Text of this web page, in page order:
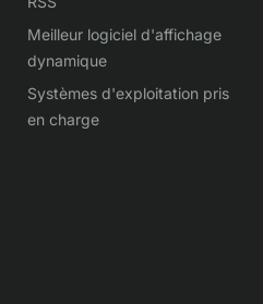
Meilleur logiciel d'affichage
dynamique
Systèmes d'exploitation pris
en charge